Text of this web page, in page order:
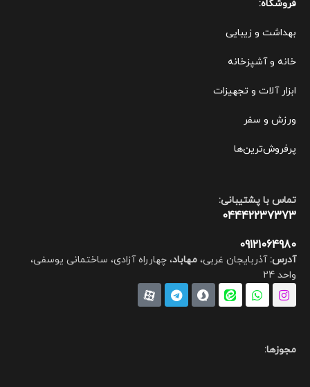
فروشگاه:
بهداشت و زیبایی
خانه و آشپزخانه
ابزار آلات و تجهیزات
ورزش و سفر
پرفروش‌ترین‌ها
تماس با پشتیبانی:
04442237373
09121064980
آدرس: آذربایجان غربی،مهاباد، چهارراه آزادی، ساختمانی یوسفی،
واحد 24
مجوزها: